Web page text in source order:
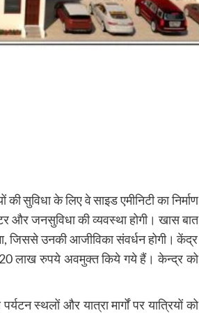
की सुविधा के लिए वे साइड एमीनिटी का निर्माण
जनसुविधा की व्यवस्था होगी। खास बात
जिससे उनकी आजीविका संवर्धन होगी। केंद्र
20 लाख रुपये अवमुक्त किये गये हैं। केन्द्र को
स्थलों और यात्रा मार्गों पर यात्रियों को